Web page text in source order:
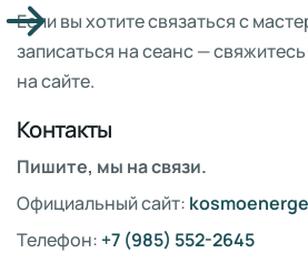
Если вы хотите связаться с
записаться на сеанс —
на сайте.
Контакты
Пишите, мы на связи.
Официальный сайт:
Телефон: +7 (985) 552-2645